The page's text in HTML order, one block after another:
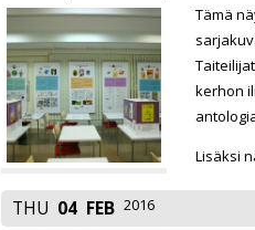
Tämä
kerhon
Lisäksi
THU 04 FEB 2016